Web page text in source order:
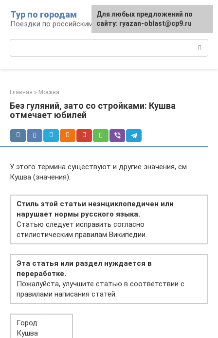
контенту
Тур по городам
Поездки по российским городам
Главная » Москва
Без гуляний, зато со стройками: Кушва
отмечает юбилей
У этого термина существуют и другие значения, см.
Кушва (значения).
Стиль этой статьи неэнциклопедичен или
нарушает нормы русского языка.
Статью следует исправить согласно
стилистическим правилам Википедии.
Эта статья или раздел нуждается в
переработке.
Пожалуйста, улучшите статью в соответствии с
правилами написания статей.
Город
Кушва
Для любых предложений по
сайту: ryazan-oblast@cp9.ru